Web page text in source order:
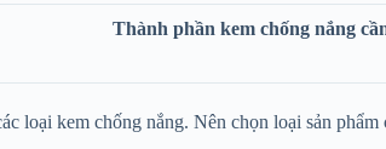
Thành phần kem chống nắng
loại kem chống nắng. Nên chọn loại sản